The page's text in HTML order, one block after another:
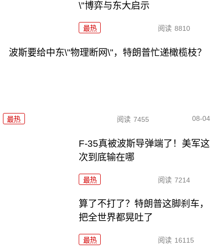
\"博弈与东大启示
最热 阅读 8810
波斯要给中东\"物理断网\"，特朗普忙递橄榄枝？
最热 阅读 7455 08-04
F-35真被波斯导弹端了！美军这
次到底输在哪
最热 阅读 7214
算了不打了？特朗普这脚刹车，
把全世界都晃吐了
最热 阅读 16115